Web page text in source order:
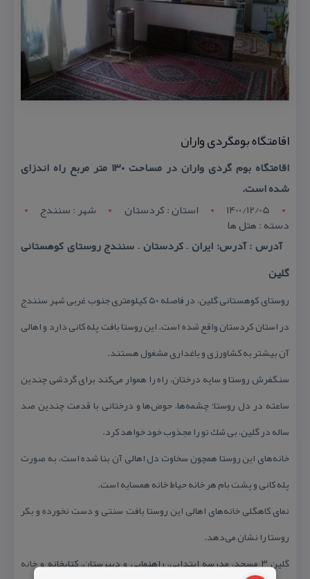
اقامتگاه بومگردی واران
اقامتگاه بوم گردی واران در مساحت ۱۳۰ متر مربع راه اندزای
شده است.
1400/12/05
استان : کردستان شهر : سنندج
دسته : هتل ها
آدرس : آدرس: ایران – كردستان – سنندج روستای كوهستانی
گلین
روستای كوهستانی گلین، در فاصله ۵۰ كیلومتری جنوب غربی شهر سنندج
در استان كردستان واقع شده است. این روستا بافت پله كانی دارد و اهالی
آن بیشتر به كشاورزی و باغداری مشغول هستند.
سنگفرش روستا و سایه درختان، راه را هموار می‌كند برای گردشی چندین
ساعته در دل روستا؛ چشمه‌ها، حوض‌ها و درختانی با قدمت چندین صد
ساله در گلین، بی شك تو را مجذوب خود خواهد كرد.
خانه‌های این روستا همچون سخاوت دل اهالی آن بنا شده است، به صورت
پله كانی و پشت بام هر خانه حیاط خانه همسایه است.
نمای كاهگلی خانه‌های اهالی این روستا بافت سنتی و دست نخورده و بكر
روستا را نشان می‌دهد.
گلین ۳ مسجد، مدرسه ابتدایی، راهنمایی و دبیرستان، كتابخانه و خانه